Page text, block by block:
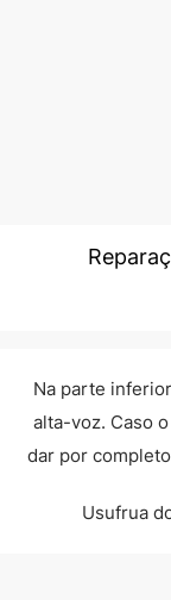
Na parte
alta-voz. Caso
dar por
Usufrua